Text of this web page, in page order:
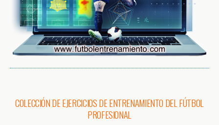
COLECCIÓN DE EJERCICIOS DE ENTRENAMIENTO DEL FÚTBOL
PROFESIONAL